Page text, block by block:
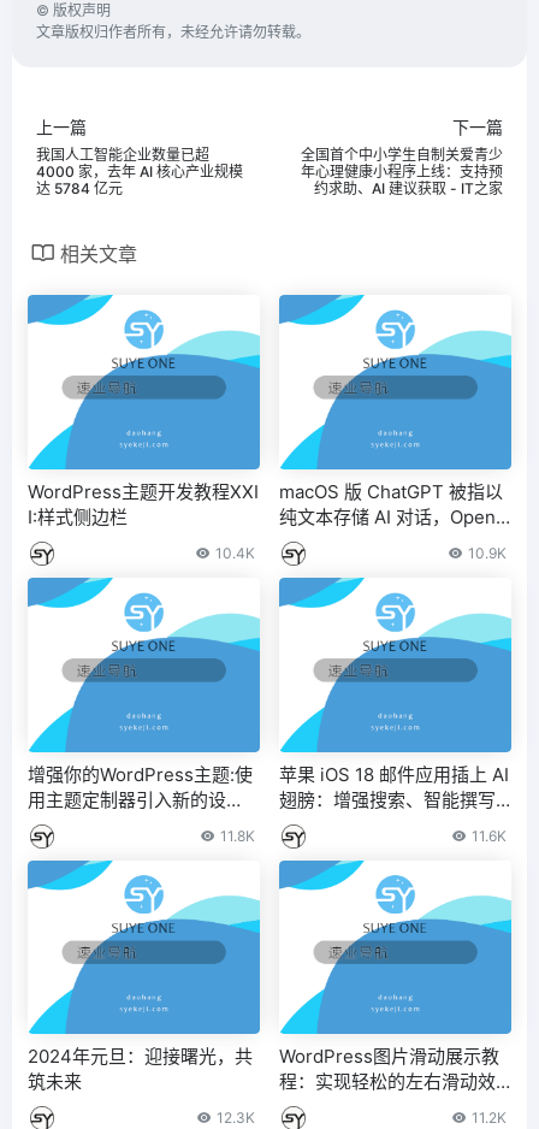
© 版权声明
文章版权归作者所有，未经允许请勿转载。
上一篇
我国人工智能企业数量已超
4000 家，去年 AI 核心产业规模
达 5784 亿元
下一篇
全国首个中小学生自制关爱青少
年心理健康小程序上线：支持预
约求助、AI 建议获取 - IT之家
相关文章
WordPress主题开发教程XXI
I:样式侧边栏
10.4K
macOS 版 ChatGPT 被指以
纯文本存储 AI 对话，OpenA
I 紧急更新修复
10.9K
增强你的WordPress主题:使
用主题定制器引入新的设
置。
11.8K
苹果 iOS 18 邮件应用插上 AI
翅膀：增强搜索、智能撰写 /
回复、分类汇总等
11.6K
2024年元旦：迎接曙光，共
筑未来
12.3K
WordPress图片滑动展示教
程：实现轻松的左右滑动效
果
11.2K